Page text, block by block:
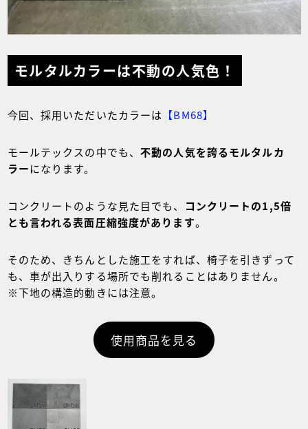
モルタルカラーは不動の人気色！
今回、採用いただいたカラーは 【BM68】
モールテックスの中でも、 不動の人気を誇るモルタルカ
ラーになります。
コンクリートのような見た目でも、
コンクリートの1,5倍
とも言われる表面圧縮強度があります。
そのため、きちんとした施工をすれば、椅子を引きずって
も、車が出入りする場所でも削れることはありません。
※下地の構造的動きには注意。
使用商品を見る